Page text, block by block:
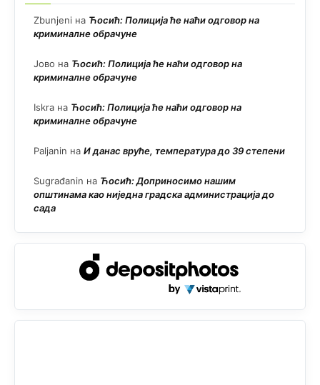
Zbunjeni на Ћосић: Полиција ће наћи одговор на
криминалне обрачуне
Јово на Ћосић: Полиција ће наћи одговор на
криминалне обрачуне
Iskra на Ћосић: Полиција ће наћи одговор на
криминалне обрачуне
Paljanin на И данас вруће, температура до 39 степени
Sugrađanin на Ћосић: Доприносимо нашим
општинама као ниједна градска администрација до
сада